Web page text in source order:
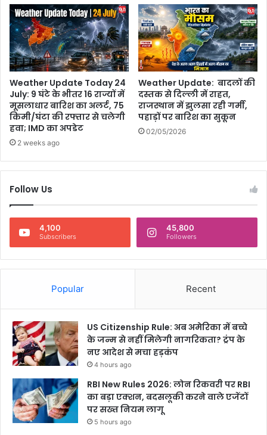
क
ते
हैं
वे
रा
हि
ल
वा
र
ल
क्लि
प
का
च
Weather Update Today 24
July: 9 घंटे के भीतर 16 राज्यों में
मूसलाधार बारिश का अलर्ट, 75
किमी/घंटा की रफ्तार से चलेगी
हवा; IMD का अपडेट
2 weeks ago
Weather Update: बादलों की
दस्तक से दिल्ली में राहत,
राजस्थान में झुलसा रही गर्मी,
पहाड़ों पर बारिश का सुकून
02/05/2026
Follow Us
4,100
Subscribers
45,800
Followers
Popular Recent
US Citizenship Rule: अब अमेरिका में बच्चे
के जन्म से नहीं मिलेगी नागरिकता? ट्रंप के
नए आदेश से मचा हड़कंप
4 hours ago
RBI New Rules 2026: लोन रिकवरी पर RBI
का बड़ा एक्शन, बदसलूकी करने वाले एजेंटों
पर सख्त नियम लागू
5 hours ago